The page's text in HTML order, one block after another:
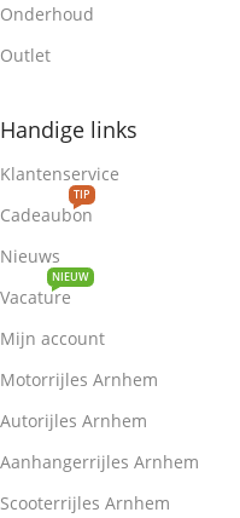
Onderhoud
Outlet
Handige links
Klantenservice
Cadeaubon
TIP
Nieuws
Vacature
NIEUW
Mijn account
Motorrijles Arnhem
Autorijles Arnhem
Aanhangerrijles Arnhem
Scooterrijles Arnhem